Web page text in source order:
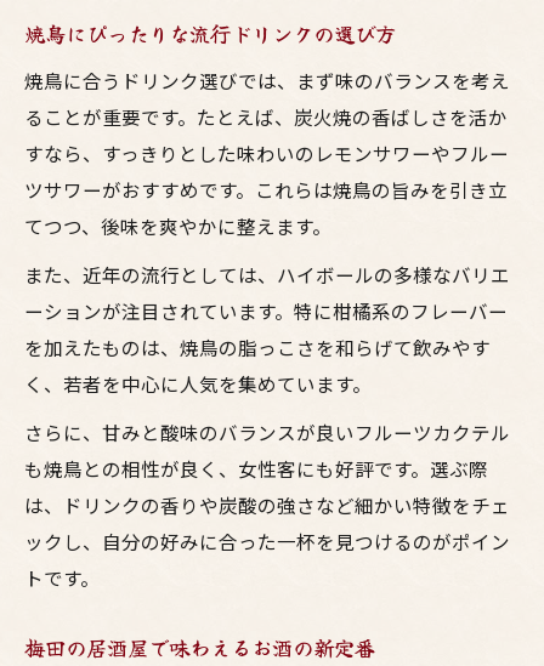
焼鳥にぴったりな流行ドリンクの選び方
焼鳥に合うドリンク選びでは、まず味のバランスを考え
ることが重要です。たとえば、炭火焼の香ばしさを活か
すなら、すっきりとした味わいのレモンサワーやフルー
ツサワーがおすすめです。これらは焼鳥の旨みを引き立
てつつ、後味を爽やかに整えます。
また、近年の流行としては、ハイボールの多様なバリエ
ーションが注目されています。特に柑橘系のフレーバー
を加えたものは、焼鳥の脂っこさを和らげて飲みやす
く、若者を中心に人気を集めています。
さらに、甘みと酸味のバランスが良いフルーツカクテル
も焼鳥との相性が良く、女性客にも好評です。選ぶ際
は、ドリンクの香りや炭酸の強さなど細かい特徴をチェ
ックし、自分の好みに合った一杯を見つけるのがポイン
トです。
梅田の居酒屋で味わえるお酒の新定番